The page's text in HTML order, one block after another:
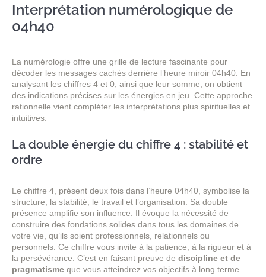
Interprétation numérologique de
04h40
La numérologie offre une grille de lecture fascinante pour
décoder les messages cachés derrière l’heure miroir 04h40. En
analysant les chiffres 4 et 0, ainsi que leur somme, on obtient
des indications précises sur les énergies en jeu. Cette approche
rationnelle vient compléter les interprétations plus spirituelles et
intuitives.
La double énergie du chiffre 4 : stabilité et
ordre
Le chiffre 4, présent deux fois dans l’heure 04h40, symbolise la
structure, la stabilité, le travail et l’organisation. Sa double
présence amplifie son influence. Il évoque la nécessité de
construire des fondations solides dans tous les domaines de
votre vie, qu’ils soient professionnels, relationnels ou
personnels. Ce chiffre vous invite à la patience, à la rigueur et à
la persévérance. C’est en faisant preuve de discipline et de
pragmatisme que vous atteindrez vos objectifs à long terme.